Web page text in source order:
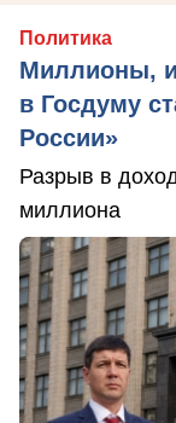
Политика
Миллионы,
в Госдуму
России»
Разрыв в
миллиона